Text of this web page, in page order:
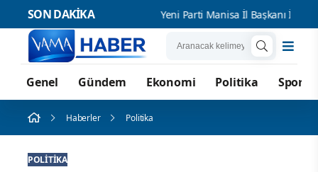
SON DAKİKA Yeni Parti Manisa İl Başkanı İlksen
Genel Gündem Ekonomi Politika Spor
Haberler Politika
POLITIKA